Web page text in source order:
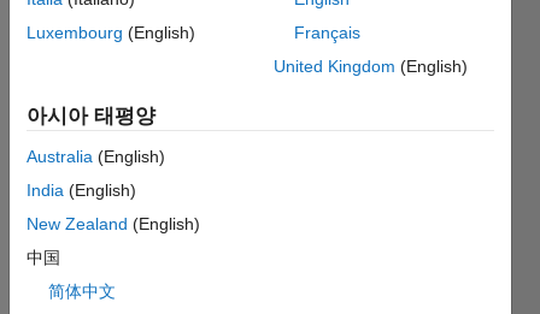
대시보드
F…
-2
-1 3
4
Luxembourg (English)
Français
United Kingdom (English)
아시아 태평양
Australia (English)
India (English)
New Zealand (English)
中国
简体中文